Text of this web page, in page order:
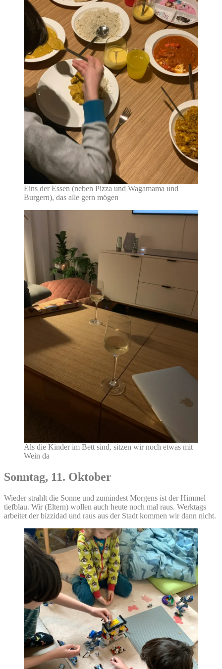
Eins der Essen (neben Pizza und Wagamama und
Burgern), das alle gern mögen
Als die Kinder im Bett sind, sitzen wir noch etwas mit
Wein da
Sonntag, 11. Oktober
Wieder strahlt die Sonne und zumindest Morgens ist der Himmel
tiefblau. Wir (Eltern) wollen auch heute noch mal raus. Werktags
arbeitet der bizzidad und raus aus der Stadt kommen wir dann nicht.